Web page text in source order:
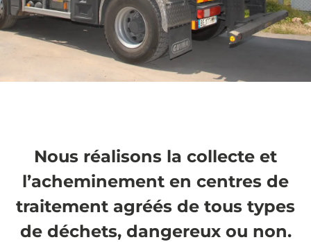
déchets
Bois, Végétaux, Gravats propres,
Gravats sales, DIB, Ferrailles, Cartons...
Nous réalisons la collecte et
l’acheminement en centres de
traitement agréés de tous types
de déchets, dangereux ou non.